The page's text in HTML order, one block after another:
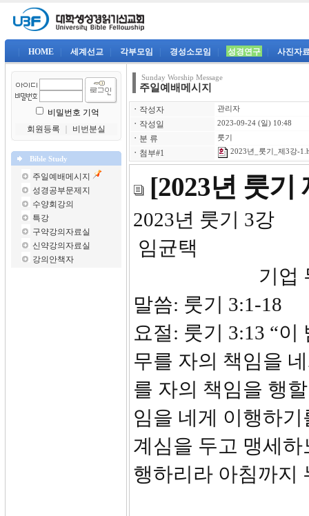
HOME 세계선교 각부모임 경성소모임 성경연구 사진자
비밀번호 기억
회원등록
비번분실
Bible Study
주일예배메시지
성경공부문제지
수양회강의
특강
구약강의자료실
신약강의자료실
강의안책자
Sunday Worship Message
주일예배메시지
ㆍ 작성자 관리자
ㆍ 작성일 2023-09-24 (일) 10:48
ㆍ 분 류 룻기
ㆍ 첨부#1 2023년_룻기_제3강-
[2023년 룻기
2023
임균택
기업
말씀: 룻기 3:1-18
요절: 룻기 3:13 “
무를 자의 책임을
를 자의 책임을 행
임을 네게 이행하
계심을 두고 맹세
행하리라 아침까지